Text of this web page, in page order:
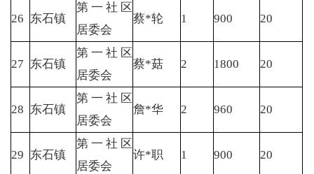
26 东石镇
第一社区
居委会
蔡*轮 1 900 20
27 东石镇
第一社区
居委会
蔡*菇 2 1800 20
28 东石镇
第一社区
居委会
詹*华 2 960 20
29 东石镇
第一社区
居委会
许*职 1 900 20